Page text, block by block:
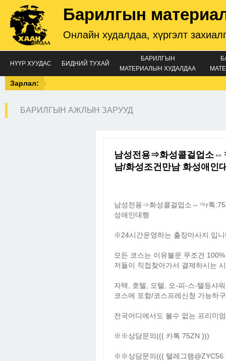
Барилгын
Онлайн худалдаа, хүргэлт
НҮҮР ХУУДАС БИДНИЙ ТУХАЙ
БАРИЛГЫН
МАТЕРИАЛЫН ХУДАЛДАА
Зарлал:
БАРИЛГЫН АЖЛЫН ЗАРУУД
남성전용⇒화성콜걸업소⇔
남/화성조건만남 화성애
남성전용⇒화성콜걸업소⇔ㅋr톡
성애인대행
※24시간운영하는 출장마사지 입
모든 코스는 이유불문 무조건
저들이 직접찾아가서 결제하시는
자택, 호텔, 모텔, 오-피-스-텔등샤
코스에 포함/코스프레신청 가능하
전국어디에서도 볼수 없는 프리미
※※상담문의((( 카톡 75ZN )))
※※상담문의((( 텔레그램@ZYC56